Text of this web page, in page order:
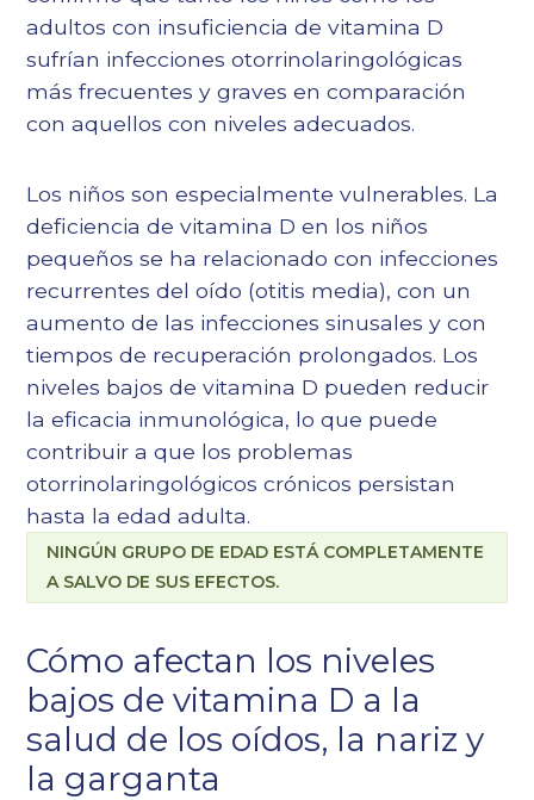
adultos con insuficiencia de vitamina D
sufrían infecciones otorrinolaringológicas
más frecuentes y graves en comparación
con aquellos con niveles adecuados.
Los niños son especialmente vulnerables. La
deficiencia de vitamina D en los niños
pequeños se ha relacionado con infecciones
recurrentes del oído (otitis media), con un
aumento de las infecciones sinusales y con
tiempos de recuperación prolongados. Los
niveles bajos de vitamina D pueden reducir
la eficacia inmunológica, lo que puede
contribuir a que los problemas
otorrinolaringológicos crónicos persistan
hasta la edad adulta.
NINGÚN GRUPO DE EDAD ESTÁ COMPLETAMENTE
A SALVO DE SUS EFECTOS.
Cómo afectan los niveles
bajos de vitamina D a la
salud de los oídos, la nariz y
la garganta